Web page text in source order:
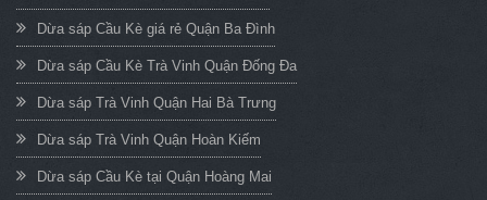
Dừa sáp Cầu Kè giá rẻ Quận Ba Đình
Dừa sáp Cầu Kè Trà Vinh Quận Đống Đa
Dừa sáp Trà Vinh Quận Hai Bà Trưng
Dừa sáp Trà Vinh Quận Hoàn Kiếm
Dừa sáp Cầu Kè tại Quận Hoàng Mai